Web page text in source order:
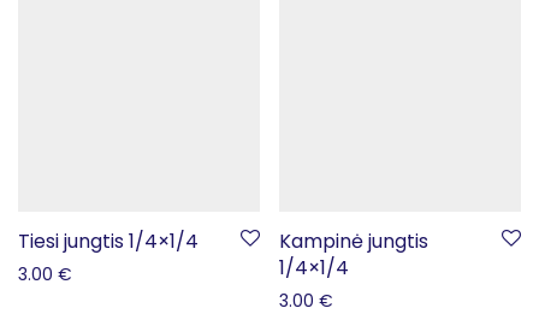
Tiesi jungtis 1/4×1/4
3.00 €
Kampinė jungtis
1/4×1/4
3.00 €